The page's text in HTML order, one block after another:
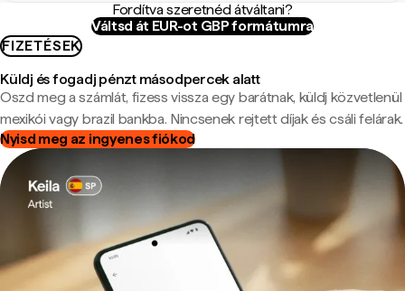
Fordítva szeretnéd átváltani?
Váltsd át EUR-ot GBP formátumra
FIZETÉSEK
Küldj és fogadj pénzt másodpercek alatt
Oszd meg a számlát, fizess vissza egy barátnak, küldj közvetlenül
mexikói vagy brazil bankba. Nincsenek rejtett díjak és csáli felárak.
Nyisd meg az ingyenes fiókod